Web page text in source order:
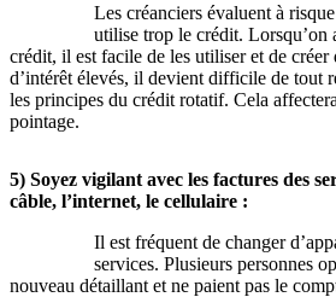
Les créanciers évaluent à
utilise trop le crédit. Lorsqu’on
crédit, il est facile de les utiliser et de créer
d’intérêt élevés, il devient difficile de tout
les principes du crédit rotatif. Cela
pointage.
5) Soyez vigilant avec les factures des
câble, l’internet, le cellulaire :
Il est fréquent de changer
services. Plusieurs personnes
nouveau détaillant et ne paient pas le